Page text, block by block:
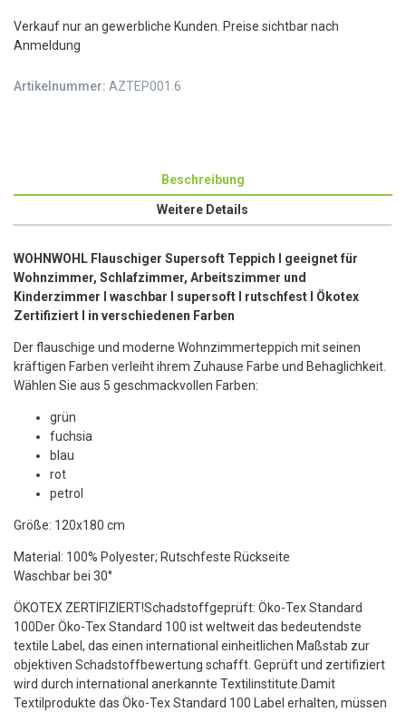
Verkauf nur an gewerbliche Kunden. Preise sichtbar nach
Anmeldung
Artikelnummer: AZTEP001.6
Beschreibung
Weitere Details
WOHNWOHL Flauschiger Supersoft Teppich I geeignet für
Wohnzimmer, Schlafzimmer, Arbeitszimmer und
Kinderzimmer I waschbar I supersoft I rutschfest I Ökotex
Zertifiziert I in verschiedenen Farben
Der flauschige und moderne Wohnzimmerteppich mit seinen
kräftigen Farben verleiht ihrem Zuhause Farbe und Behaglichkeit.
Wählen Sie aus 5 geschmackvollen Farben:
grün
fuchsia
blau
rot
petrol
Größe: 120x180 cm
Material: 100% Polyester; Rutschfeste Rückseite
Waschbar bei 30°
ÖKOTEX ZERTIFIZIERT!Schadstoffgeprüft: Öko-Tex Standard
100Der Öko-Tex Standard 100 ist weltweit das bedeutendste
textile Label, das einen international einheitlichen Maßstab zur
objektiven Schadstoffbewertung schafft. Geprüft und zertifiziert
wird durch international anerkannte Textilinstitute.Damit
Textilprodukte das Öko-Tex Standard 100 Label erhalten, müssen